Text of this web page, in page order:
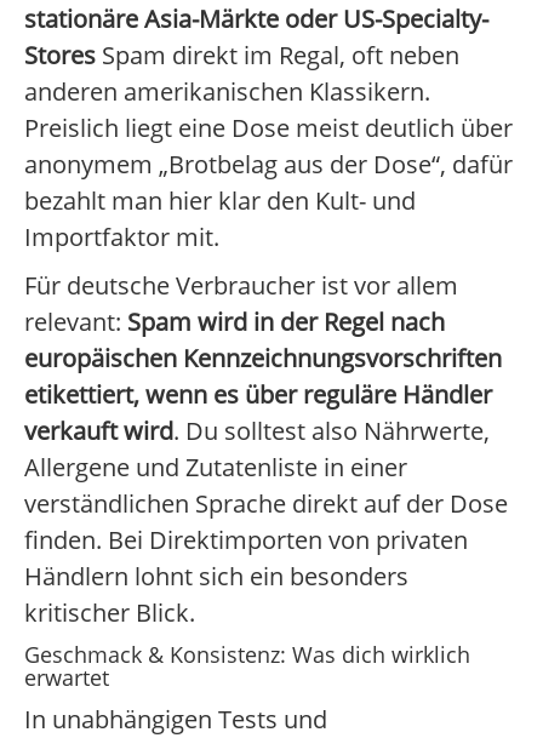
stationäre Asia-Märkte oder US-Specialty-
Stores Spam direkt im Regal, oft neben
anderen amerikanischen Klassikern.
Preislich liegt eine Dose meist deutlich über
anonymem „Brotbelag aus der Dose“, dafür
bezahlt man hier klar den Kult- und
Importfaktor mit.
Für deutsche Verbraucher ist vor allem
relevant: Spam wird in der Regel nach
europäischen Kennzeichnungsvorschriften
etikettiert, wenn es über reguläre Händler
verkauft wird. Du solltest also Nährwerte,
Allergene und Zutatenliste in einer
verständlichen Sprache direkt auf der Dose
finden. Bei Direktimporten von privaten
Händlern lohnt sich ein besonders
kritischer Blick.
Geschmack & Konsistenz: Was dich wirklich
erwartet
In unabhängigen Tests und